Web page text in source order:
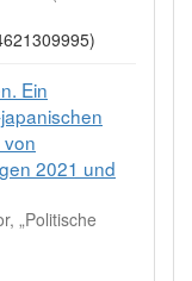
Ein
2021 und
„Politische